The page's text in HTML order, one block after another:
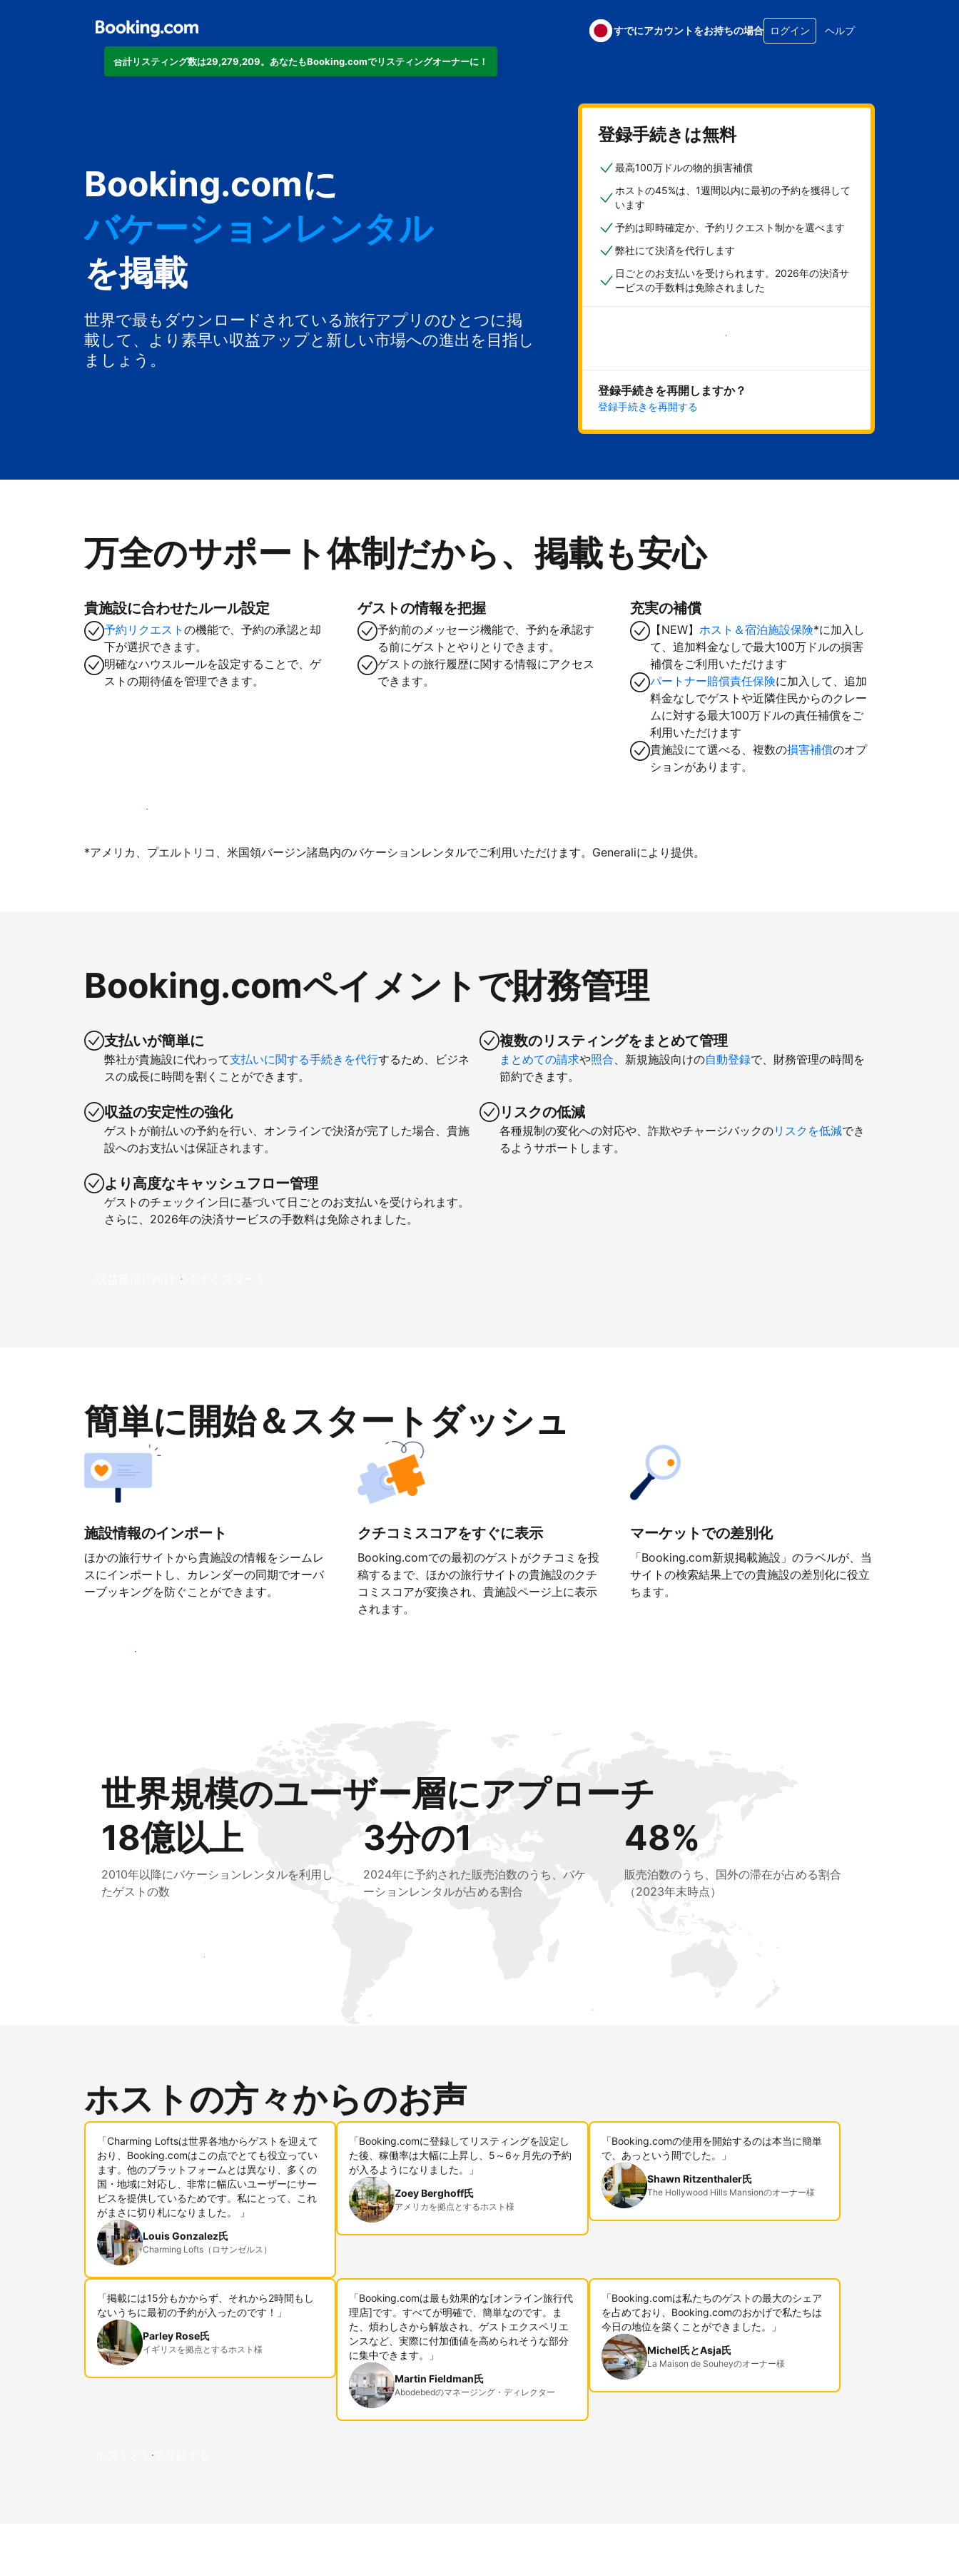
合計リスティング数は29,279,209。あなたもBooking.comでリスティングオーナーに！
すでにアカウントをお持ちの場合 ログイン ヘルプ
Booking.comに
ホテル
バケーションレンタル
ゲストハウス
旅館
を掲載
世界で最もダウンロードされている旅行アプリのひとつに掲
載して、より素早い収益アップと新しい市場への進出を目指し
ましょう。
登録手続きは無料
最高100万ドルの物的損害補償
ホストの45%は、1週間以内に最初の予約を獲得して
います
予約は即時確定か、予約リクエスト制かを選べます
弊社にて決済を代行します
日ごとのお支払いを受けられます。2026年の決済サ
ービスの手数料は免除されました
今すぐ始める
登録手続きを再開しますか？
登録手続きを再開する
万全のサポート体制だから、掲載も安心
貴施設に合わせたルール設定
予約リクエスト の機能で、予約の承認と却
下が選択できます。
明確なハウスルールを設定することで、ゲ
ストの期待値を管理できます。
ゲストの情報を把握
予約前のメッセージ機能で、予約を承認す
る前にゲストとやりとりできます。
ゲストの旅行履歴に関する情報にアクセス
できます。
充実の補償
【NEW】ホスト＆宿泊施設保険*に加入し
て、追加料金なしで最大100万ドルの損害
補償をご利用いただけます
パートナー賠償責任保険に加入して、追加
料金なしでゲストや近隣住民からのクレー
ムに対する最大100万ドルの責任補償をご
利用いただけます
貴施設にて選べる、複数の損害補償のオプ
ションがあります。
今すぐ掲載登録する
*アメリカ、プエルトリコ、米国領バージン諸島内のバケーションレンタルでご利用いただけます。Generaliにより提供。
Booking.comペイメントで財務管理
支払いが簡単に
弊社が貴施設に代わって支払いに関する手続きを代行するため、ビジネ
スの成長に時間を割くことができます。
収益の安定性の強化
ゲストが前払いの予約を行い、オンラインで決済が完了した場合、貴施
設へのお支払いは保証されます。
より高度なキャッシュフロー管理
ゲストのチェックイン日に基づいて日ごとのお支払いを受けられます。
さらに、2026年の決済サービスの手数料は免除されました。
複数のリスティングをまとめて管理
まとめての請求や照合、新規施設向けの自動登録で、財務管理の時間を
節約できます。
リスクの低減
各種規制の変化への対応や、詐欺やチャージバックのリスクを低減でき
るようサポートします。
収益獲得に向けて今すぐスタート
簡単に開始＆スタートダッシュ
施設情報のインポート
ほかの旅行サイトから貴施設の情報をシームレ
スにインポートし、カレンダーの同期でオーバ
ーブッキングを防ぐことができます。
クチコミスコアをすぐに表示
Booking.comでの最初のゲストがクチコミを投
稿するまで、ほかの旅行サイトの貴施設のクチ
コミスコアが変換され、貴施設ページ上に表示
されます。
マーケットでの差別化
「Booking.com新規掲載施設」のラベルが、当
サイトの検索結果上での貴施設の差別化に役立
ちます。
さっそく始める
世界規模のユーザー層にアプローチ
18億以上
2010年以降にバケーションレンタルを利用し
たゲストの数
3分の1
2024年に予約された販売泊数のうち、バケ
ーションレンタルが占める割合
48%
販売泊数のうち、国外の滞在が占める割合
（2023年末時点）
新しいユーザー層に今すぐアプローチする
ホストの方々からのお声
「Charming Loftsは世界各地からゲストを迎えて
おり、Booking.comはこの点でとても役立ってい
ます。他のプラットフォームとは異なり、多くの
国・地域に対応し、非常に幅広いユーザーにサー
ビスを提供しているためです。私にとって、これ
がまさに切り札になりました。 」
Louis Gonzalez氏
Charming Lofts（ロサンゼルス）
「Booking.comに登録してリスティングを設定し
た後、稼働率は大幅に上昇し、5～6ヶ月先の予約
が入るようになりました。」
Zoey Berghoff氏
アメリカを拠点とするホスト様
「Booking.comの使用を開始するのは本当に簡単
で、あっという間でした。」
Shawn Ritzenthaler氏
The Hollywood Hills Mansionのオーナー様
「掲載には15分もかからず、それから2時間もし
ないうちに最初の予約が入ったのです！」
Parley Rose氏
イギリスを拠点とするホスト様
「Booking.comは最も効果的な[オンライン旅行代
理店]です。すべてが明確で、簡単なのです。ま
た、煩わしさから解放され、ゲストエクスペリエ
ンスなど、実際に付加価値を高められそうな部分
に集中できます。」
Martin Fieldman氏
Abodebedのマネージング・ディレクター
「Booking.comは私たちのゲストの最大のシェア
を占めており、Booking.comのおかげで私たちは
今日の地位を築くことができました。」
Michel氏とAsja氏
La Maison de Souheyのオーナー様
ホストとして登録する